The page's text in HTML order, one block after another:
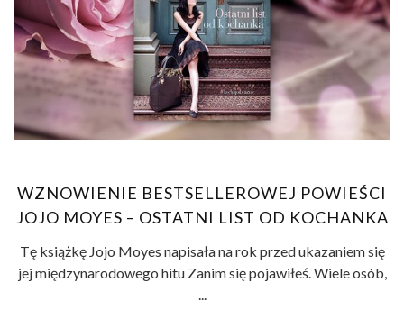
WZNOWIENIE BESTSELLEROWEJ POWIEŚCI
JOJO MOYES – OSTATNI LIST OD KOCHANKA
Tę książkę Jojo Moyes napisała na rok przed ukazaniem się
jej międzynarodowego hitu Zanim się pojawiłeś. Wiele osób,
...